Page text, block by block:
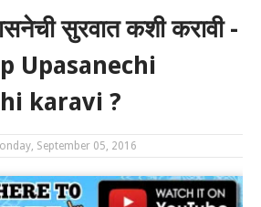
सुरवात कशी करावी -
Upasanechi
karavi ?
September 05, 2016